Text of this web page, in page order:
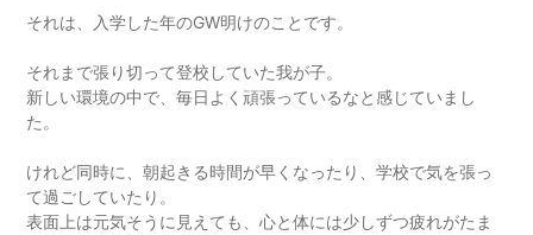
それは、入学した年のGW明けのことです。
それまで張り切って登校していた我が子。
新しい環境の中で、毎日よく頑張っているなと感じていまし
た。
けれど同時に、朝起きる時間が早くなったり、学校で気を張っ
て過ごしていたり。
表面上は元気そうに見えても、心と体には少しずつ疲れがたま